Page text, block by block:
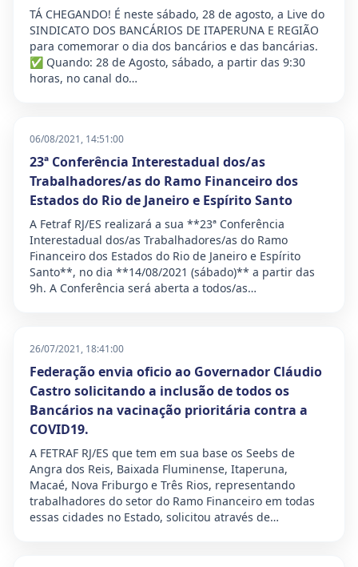
TÁ CHEGANDO! É neste sábado, 28 de agosto, a Live do
SINDICATO DOS BANCÁRIOS DE ITAPERUNA E REGIÃO
para comemorar o dia dos bancários e das bancárias.
✅ Quando: 28 de Agosto, sábado, a partir das 9:30
horas, no canal do…
06/08/2021, 14:51:00
23ª Conferência Interestadual dos/as
Trabalhadores/as do Ramo Financeiro dos
Estados do Rio de Janeiro e Espírito Santo
A Fetraf RJ/ES realizará a sua **23ª Conferência
Interestadual dos/as Trabalhadores/as do Ramo
Financeiro dos Estados do Rio de Janeiro e Espírito
Santo**, no dia **14/08/2021 (sábado)** a partir das
9h. A Conferência será aberta a todos/as…
26/07/2021, 18:41:00
Federação envia oficio ao Governador Cláudio
Castro solicitando a inclusão de todos os
Bancários na vacinação prioritária contra a
COVID19.
A FETRAF RJ/ES que tem em sua base os Seebs de
Angra dos Reis, Baixada Fluminense, Itaperuna,
Macaé, Nova Friburgo e Três Rios, representando
trabalhadores do setor do Ramo Financeiro em todas
essas cidades no Estado, solicitou através de…